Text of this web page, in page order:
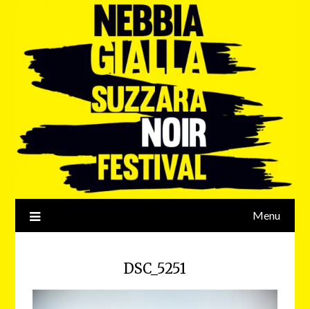
Menu
DSC_5251